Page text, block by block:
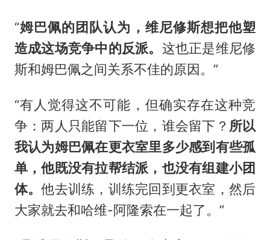
“姆巴佩的团队认为，维尼修斯想把他塑
造成这场竞争中的反派。 这也正是维尼修
斯和姆巴佩之间关系不佳的原因。”
“有人觉得这不可能，但确实存在这种竞
争：两人只能留下一位，谁会留下？ 所以
我认为姆巴佩在更衣室里多少感到有些孤
单，他既没有拉帮结派，也没有组建小团
体。他去训练，训练完回到更衣室，然后
大家就去和哈维-阿隆索在一起了。”